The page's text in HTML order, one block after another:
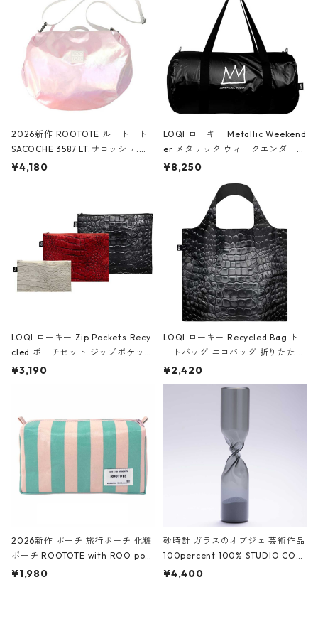
2026新作 ROOTOTE ルートート
SACOCHE 3587 LT.サコッシュ.ル
ミエ-B ショルダーバッグ グロスピ
¥4,180
LOQI ローキー Metallic Weekend
er メタリック ウィークエンダー
ボストンバッグ ショルダーバッグ
Black ジャン=ミッシェル・バスキ
ア/クラウン ブラック
¥8,250
LOQI ローキー Zip Pockets Recy
cled ポーチセット ジップポケット
ファスナーポーチ 撥水加工 トラベ
ーガンディー、オフホワイト
¥3,190
LOQI ローキー Recycled Bag ト
ートバッグ エコバッグ 折りたたみ
大きめ 撥水加工 収納ポーチ CRO
CODILE/Black クロコダイル/ブラ
¥2,420
2026新作 ポーチ 旅行ポーチ 化粧
ポーチ ROOTOTE with ROO pou
ch 3532 ルートート WR.ポーチ.ラ
¥1,980
砂時計 ガラスのオブジェ 芸術作品
100percent 100% STUDIO COH
AKU Timeless 100パーセント ス
¥4,400